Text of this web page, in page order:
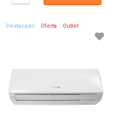
Destacado Oferta Outlet